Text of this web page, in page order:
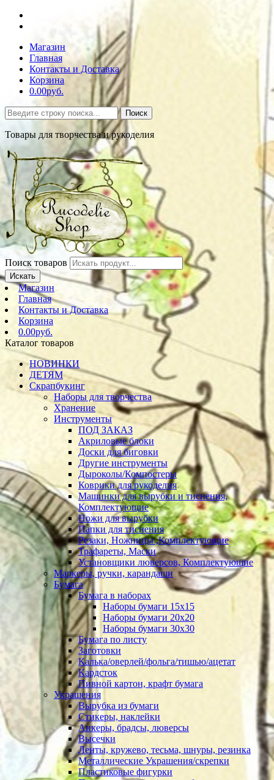
Магазин
Главная
Контакты и Доставка
Корзина
0.00руб.
Поиск
Товары для творчества и рукоделия
Поиск товаров
Искать
Магазин
Главная
Контакты и Доставка
Корзина
0.00руб.
Каталог товаров
НОВИНКИ
ДЕТЯМ
Скрапбукинг
Наборы для творчества
Хранение
Инструменты
ПОД ЗАКАЗ
Акриловые блоки
Доски для биговки
Другие инструменты
Дыроколы/Компостеры
Коврики для рукоделия
Машинки для вырубки и тиснения,
Комплектующие
Ножи для вырубки
Папки для тиснения
Резаки, Ножницы ,Комплектующие
Трафареты, Маски
Установщики люверсов, Комплектующие
Маркеры, ручки, карандаши
Бумага
Бумага в наборах
Наборы бумаги 15х15
Наборы бумаги 20х20
Наборы бумаги 30х30
Бумага по листу
Заготовки
Калька/оверлей/фольга/тишью/ацетат
Кардсток
Пивной картон, крафт бумага
Украшения
Вырубка из бумаги
Стикеры, наклейки
Анкеры, брадсы, люверсы
Высечки
Ленты, кружево, тесьма, шнуры, резинка
Металлические Украшения/скрепки
Пластиковые фигурки